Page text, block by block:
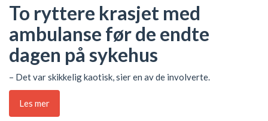
To ryttere krasjet med
ambulanse før de endte
dagen på sykehus
– Det var skikkelig kaotisk, sier en av de involverte.
Les mer